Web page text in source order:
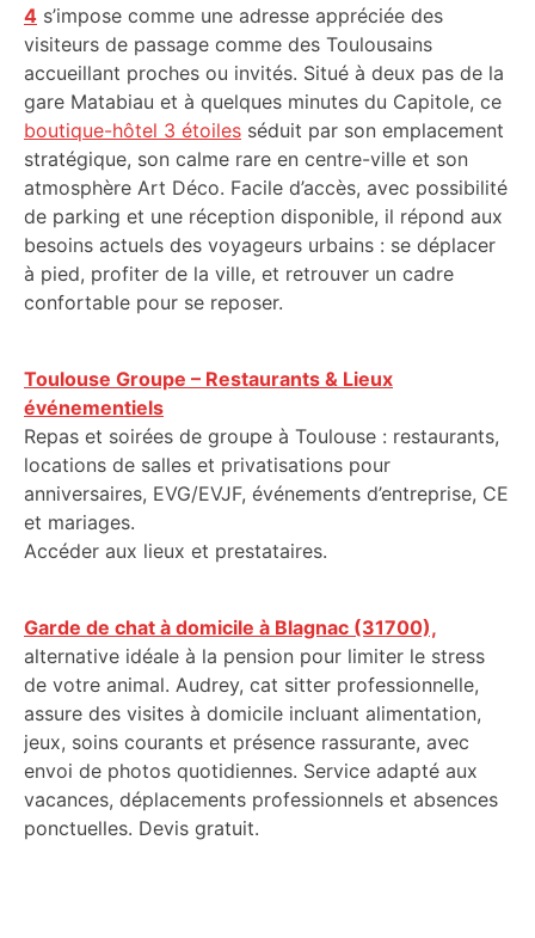
4 s’impose comme une adresse appréciée des
visiteurs de passage comme des Toulousains
accueillant proches ou invités. Situé à deux pas de la
gare Matabiau et à quelques minutes du Capitole, ce
boutique-hôtel 3 étoiles séduit par son emplacement
stratégique, son calme rare en centre-ville et son
atmosphère Art Déco. Facile d’accès, avec possibilité
de parking et une réception disponible, il répond aux
besoins actuels des voyageurs urbains : se déplacer
à pied, profiter de la ville, et retrouver un cadre
confortable pour se reposer.
Toulouse Groupe – Restaurants & Lieux
événementiels
Repas et soirées de groupe à Toulouse : restaurants,
locations de salles et privatisations pour
anniversaires, EVG/EVJF, événements d’entreprise, CE
et mariages.
Accéder aux lieux et prestataires.
Garde de chat à domicile à Blagnac (31700),
alternative idéale à la pension pour limiter le stress
de votre animal. Audrey, cat sitter professionnelle,
assure des visites à domicile incluant alimentation,
jeux, soins courants et présence rassurante, avec
envoi de photos quotidiennes. Service adapté aux
vacances, déplacements professionnels et absences
ponctuelles. Devis gratuit.